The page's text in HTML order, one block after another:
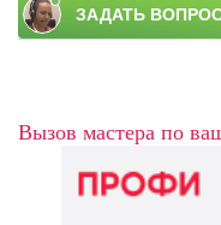
Вызов мастера по